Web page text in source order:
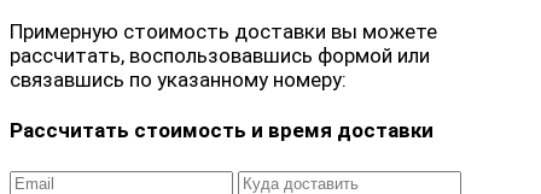
Примерную стоимость доставки вы можете
рассчитать, воспользовавшись формой или
связавшись по указанному номеру:
Рассчитать стоимость и время доставки